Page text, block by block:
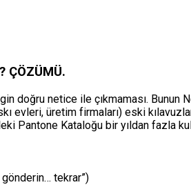
ÇÖZÜMÜ.
doğru netice ile çıkmaması.
evleri, üretim firmaları) eski
Pantone Kataloğu bir yıldan fazla
tekrar”)